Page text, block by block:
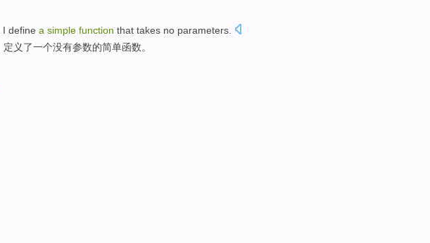
, I define a simple function that takes no parameters
定义了一个没有参数的简单函数。